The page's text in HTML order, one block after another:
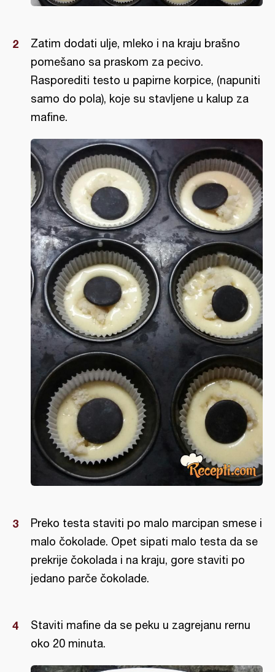
Zatim dodati ulje, mleko i na kraju brašno
pomešano sa praskom za pecivo.
Rasporediti testo u papirne korpice, (napuniti
samo do pola), koje su stavljene u kalup za
mafine.
Preko testa staviti po malo marcipan smese i
malo čokolade. Opet sipati malo testa da se
prekrije čokolada i na kraju, gore staviti po
jedano parče čokolade.
Staviti mafine da se peku u zagrejanu rernu
oko 20 minuta.